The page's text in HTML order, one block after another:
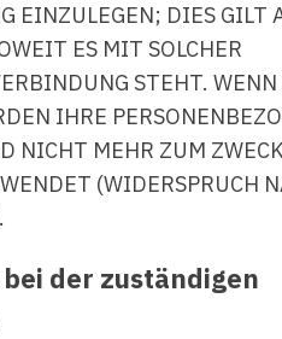
EINZULEGEN; DIES GILT
ES MIT SOLCHER
STEHT. WENN
IHRE
NICHT MEHR ZUM
(WIDERSPRUCH
der zuständigen